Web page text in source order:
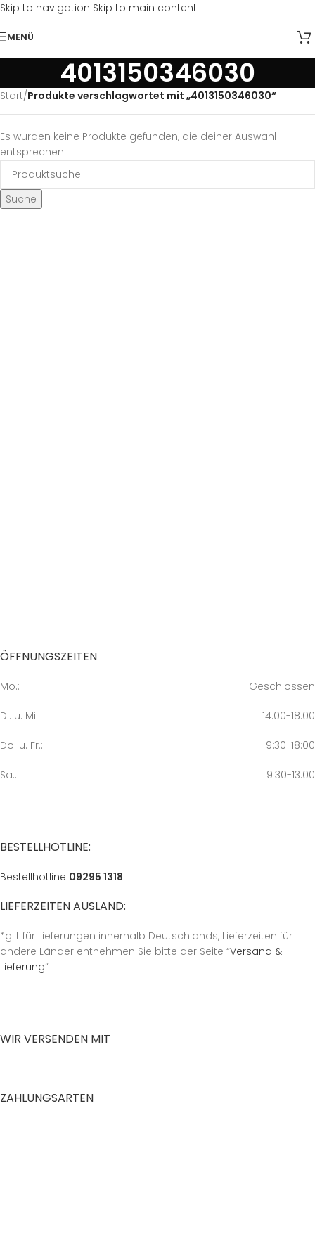
Skip to navigation Skip to main content
MENÜ
4013150346030
Start/Produkte verschlagwortet mit „4013150346030“
Es wurden keine Produkte gefunden, die deiner Auswahl
entsprechen.
Suche
ÖFFNUNGSZEITEN
Mo.: Geschlossen
Di. u. Mi.: 14:00-18:00
Do. u. Fr.: 9:30-18:00
Sa.: 9:30-13:00
BESTELLHOTLINE:
Bestellhotline 09295 1318
LIEFERZEITEN AUSLAND:
*gilt für Lieferungen innerhalb Deutschlands, Lieferzeiten für
andere Länder entnehmen Sie bitte der Seite “Versand &
Lieferung“
WIR VERSENDEN MIT
ZAHLUNGSARTEN